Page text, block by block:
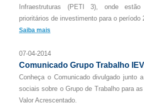
Infraestruturas (PETI 3), onde
prioritários de investimento para o período
Saiba mais
07-04-2014
Comunicado Grupo Trabalho
Conheça o Comunicado divulgado junto
sociais sobre o Grupo de Trabalho para
Valor Acrescentado.